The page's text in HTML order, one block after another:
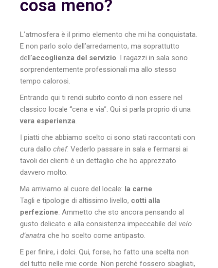
cosa meno?
L’atmosfera è il primo elemento che mi ha conquistata.
E non parlo solo dell’arredamento, ma soprattutto
dell’accoglienza del servizio . I ragazzi in sala sono
sorprendentemente professionali ma allo stesso
tempo calorosi.
Entrando qui ti rendi subito conto di non essere nel
classico locale “cena e via”. Qui si parla proprio di una
vera esperienza
I piatti che abbiamo scelto ci sono stati raccontati con
cura dallochef. Vederlo passare in sala e fermarsi ai
tavoli dei clienti è un dettaglio che ho apprezzato
davvero molto.
Ma arriviamo al cuore del locale: la carne
Tagli e tipologie di altissimo livello, cotti alla
perfezione . Ammetto che sto ancora pensando al
gusto delicato e alla consistenza impeccabile del velo
d’anatra che ho scelto come antipasto.
E per finire, i dolci. Qui, forse, ho fatto una scelta non
del tutto nelle mie corde. Non perché fossero sbagliati,